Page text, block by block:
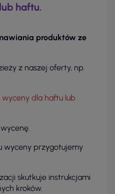
haftu.
produktów ze
z naszej oferty, np.
dla haftu lub
wyceny przygotujemy
skutkuje instrukcjami
kroków.